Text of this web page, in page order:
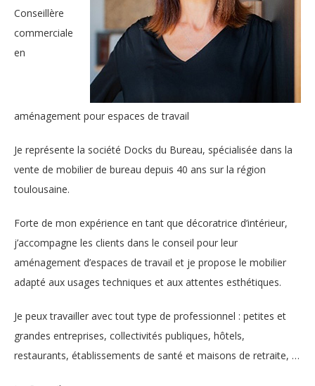
Conseillère
commerciale
en
aménagement pour espaces de travail
Je représente la société Docks du Bureau, spécialisée dans la
vente de mobilier de bureau depuis 40 ans sur la région
toulousaine.
Forte de mon expérience en tant que décoratrice d’intérieur,
j’accompagne les clients dans le conseil pour leur
aménagement d’espaces de travail et je propose le mobilier
adapté aux usages techniques et aux attentes esthétiques.
Je peux travailler avec tout type de professionnel : petites et
grandes entreprises, collectivités publiques, hôtels,
restaurants, établissements de santé et maisons de retraite, …